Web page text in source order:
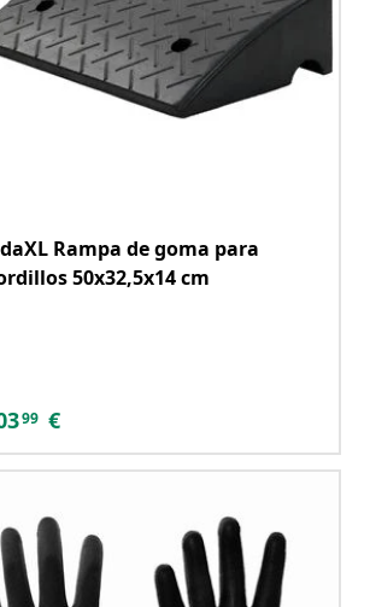
Rampa de goma para
50x32,5x14 cm
99 €